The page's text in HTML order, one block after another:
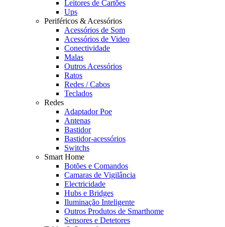
Leitores de Cartões
Ups
Periféricos & Acessórios
Acessórios de Som
Acessórios de Video
Conectividade
Malas
Outros Acessórios
Ratos
Redes / Cabos
Teclados
Redes
Adaptador Poe
Antenas
Bastidor
Bastidor-acessórios
Switchs
Smart Home
Botões e Comandos
Camaras de Vigilância
Electricidade
Hubs e Bridges
Iluminação Inteligente
Outros Produtos de Smarthome
Sensores e Detetores